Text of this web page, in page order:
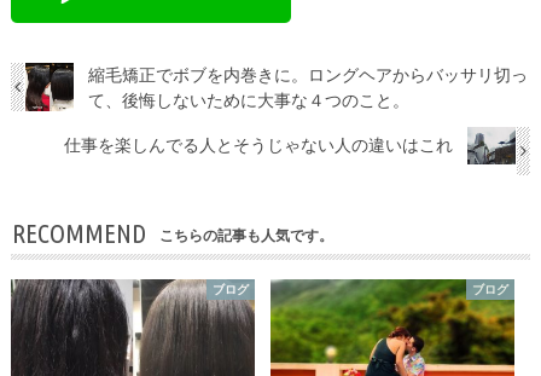
縮毛矯正でボブを内巻きに。ロングヘアからバッサリ切っ
て、後悔しないために大事な４つのこと。
仕事を楽しんでる人とそうじゃない人の違いはこれ
RECOMMEND こちらの記事も人気です。
ブログ ブログ